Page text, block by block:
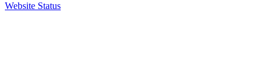
Website Status